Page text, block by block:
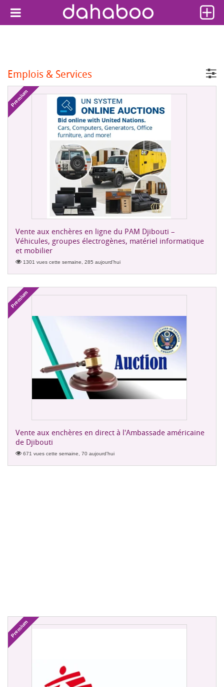
Emplois & Services
Premium
Vente aux enchères en ligne du PAM Djibouti –
Véhicules, groupes électrogènes, matériel informatique
et mobilier
1301 vues cette semaine, 285 aujourd'hui
Premium
Vente aux enchères en direct à l'Ambassade américaine
de Djibouti
671 vues cette semaine, 70 aujourd'hui
Premium